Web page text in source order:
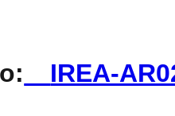
IREA-